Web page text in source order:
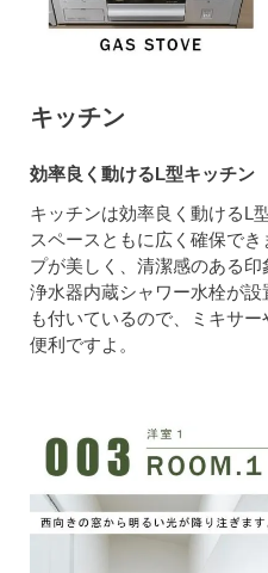
キッチン
効率良く動けるL型キッチン
キッチンは効率良く動けるL
スペースともに広く確保で
プが美しく、清潔感のある
浄水器内蔵シャワー水栓が
も付いているので、ミキサ
便利ですよ。